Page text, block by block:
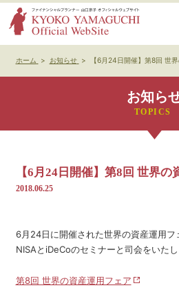
ホーム > お知らせ > 【6月24日開催】第8回 世
お知ら
【6月24日開催】第8回 世界の
2018.06.25
6月24日に開催された世界の資産運用フ
NISAとiDeCoのセミナーと司会をいたし
第8回 世界の資産運用フェア